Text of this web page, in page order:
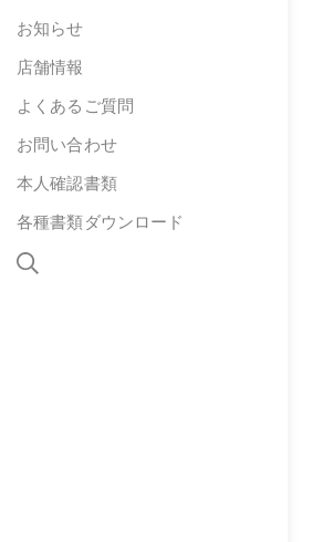
お知らせ
店舗情報
よくあるご質問
お問い合わせ
本人確認書類
各種書類ダウンロード